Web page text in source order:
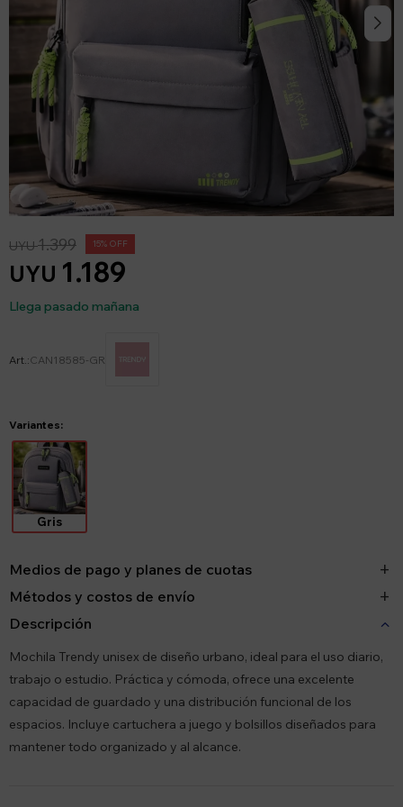
UYU 1.189
UYU1.399 15
Llega pasado mañana
CAN18585-GR
Variantes:
Gris
Medios de pago y planes de cuotas
Métodos y costos de envío
Descripción
Mochila Trendy unisex de diseño urbano, ideal para el uso diario,
trabajo o estudio. Práctica y cómoda, ofrece una excelente
capacidad de guardado y una distribución funcional de los
espacios. Incluye cartuchera a juego y bolsillos diseñados para
mantener todo organizado y al alcance.